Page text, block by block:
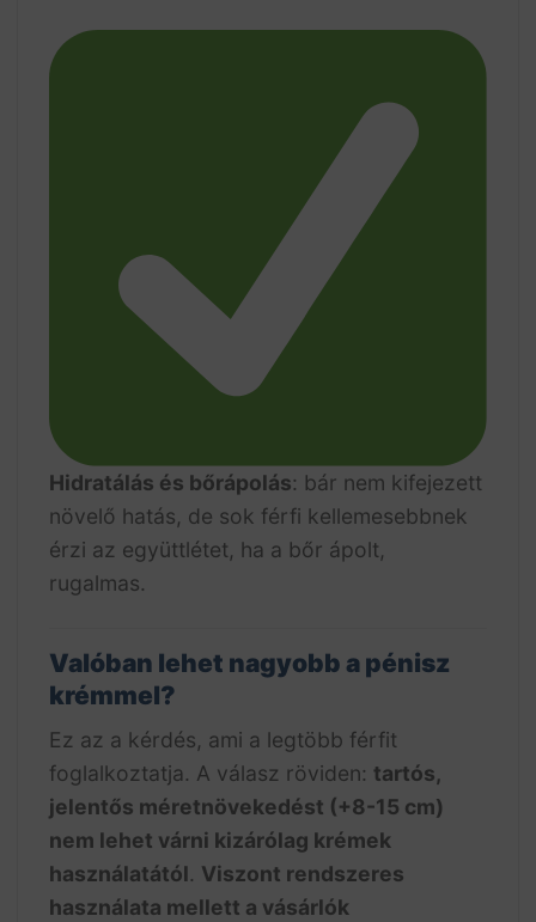
Hidratálás és bőrápolás: bár nem kifejezett
növelő hatás, de sok férfi kellemesebbnek
érzi az együttlétet, ha a bőr ápolt,
rugalmas.
Valóban lehet nagyobb a pénisz
krémmel?
Ez az a kérdés, ami a legtöbb férfit
foglalkoztatja. A válasz röviden:tartós,
jelentős méretnövekedést (+8-15 cm)
nem lehet várni kizárólag krémek
használatától. Viszont rendszeres
használata mellett a vásárlók